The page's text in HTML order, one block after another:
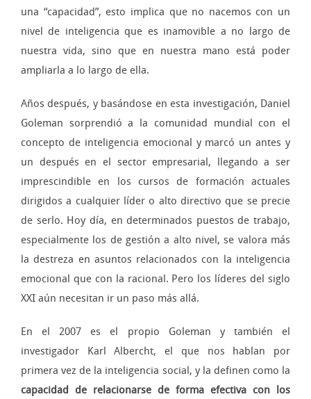
una “capacidad”, esto implica que no nacemos con un
nivel de inteligencia que es inamovible a no largo de
nuestra vida, sino que en nuestra mano está poder
ampliarla a lo largo de ella.
Años después, y basándose en esta investigación, Daniel
Goleman sorprendió a la comunidad mundial con el
concepto de inteligencia emocional y marcó un antes y
un después en el sector empresarial, llegando a ser
imprescindible en los cursos de formación actuales
dirigidos a cualquier líder o alto directivo que se precie
de serlo. Hoy día, en determinados puestos de trabajo,
especialmente los de gestión a alto nivel, se valora más
la destreza en asuntos relacionados con la inteligencia
emocional que con la racional. Pero los líderes del siglo
XXI aún necesitan ir un paso más allá.
En el 2007 es el propio Goleman y también el
investigador Karl Albercht, el que nos hablan por
primera vez de la inteligencia social, y la definen como la
capacidad de relacionarse de forma efectiva con los